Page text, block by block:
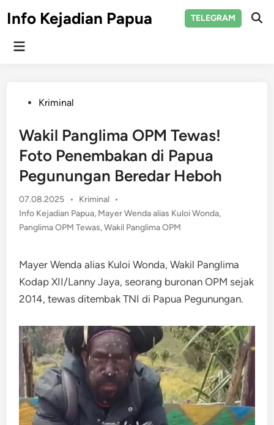
toInfo Kejadian Papua TELEGRAM
Main
PostedKriminal
Wakil Panglima OPM Tewas!
Foto Penembakan di Papua
Pegunungan Beredar Heboh
07.08.2025 •
Posted
in
Kriminal •
Info Kejadian Papua, Mayer Wenda alias Kuloi Wonda,
Panglima OPM Tewas,Wakil Panglima OPM
Mayer Wenda alias Kuloi Wonda, Wakil Panglima
Kodap XII/Lanny Jaya, seorang buronan OPM sejak
2014, tewas ditembak TNI di Papua Pegunungan.​